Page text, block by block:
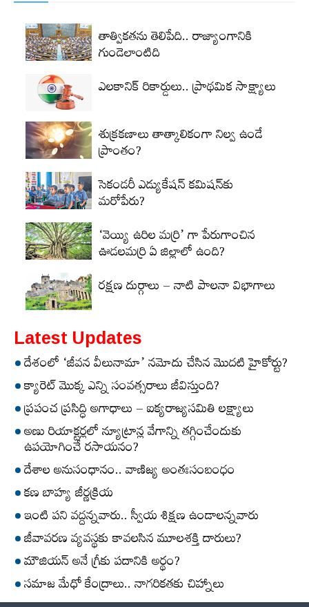
తాత్వికతను తెలిపేది.. రాజ్యాంగానికి
గుండెలాంటిది
ఎలకానిక్‌ రికార్డులు.. ప్రాథమిక సాక్ష్యాలు
శుక్రకణాలు తాత్కాలికంగా నిల్వ ఉండే
ప్రాంతం?
సెకండరీ ఎడ్యుకేషన్‌ కమిషన్‌కు
మరోపేరు?
‘వెయ్యి ఉరిల మర్రి’ గా పేరుగాంచిన
ఊడలమర్రి ఏ జిల్లాలో ఉంది?
రక్షణ దుర్గాలు – నాటి పాలనా విభాగాలు
Latest Updates
దేశంలో ‘జీవన వీలునామా’ నమోదు చేసిన మొదటి హైకోర్టు?
క్యారెట్‌ మొక్క ఎన్ని సంవత్సరాలు జీవిస్తుంది?
ప్రపంచ ప్రసిద్ధి అగాధాలు – ఐక్యరాజ్యసమితి లక్ష్యాలు
అణు రియాక్టర్లలో న్యూట్రాన్ల వేగాన్ని తగ్గించేందుకు
ఉపయోగించే రసాయనం?
దేశాల అనుసంధానం.. వాణిజ్య అంతఃసంబంధం
కణ బాహ్య జీర్ణక్రియ
ఇంటి పని వద్దన్నవారు.. స్వీయ శిక్షణ ఉండాలన్నవారు
జీవావరణ వ్యవస్థకు కావలసిన మూలశక్తి దారులు?
మౌజియన్‌ అనే గ్రీకు పదానికి అర్థం?
సమాజ మేధో కేంద్రాలు.. నాగరికతకు చిహ్నాలు